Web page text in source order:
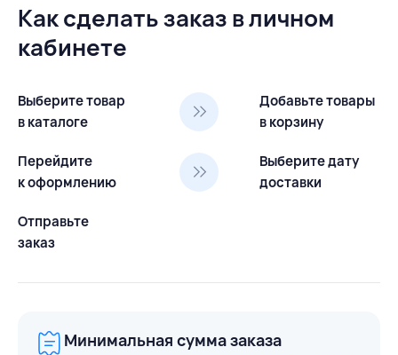
Как сделать заказ в личном
кабинете
Выберите товар
в каталоге
Добавьте товары
в корзину
Перейдите
к оформлению
Выберите дату
доставки
Отправьте
заказ
Минимальная сумма заказа